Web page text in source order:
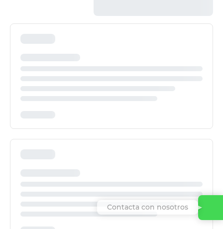
Contacta con nosotros